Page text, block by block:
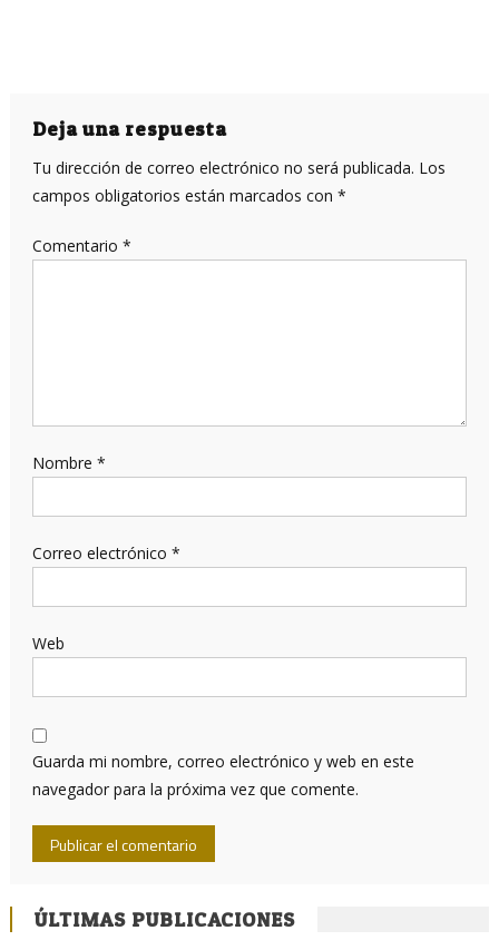
Deja una respuesta
Tu dirección de correo electrónico no será publicada. Los
campos obligatorios están marcados con *
Comentario *
Nombre *
Correo electrónico *
Web
Guarda mi nombre, correo electrónico y web en este
navegador para la próxima vez que comente.
ÚLTIMAS PUBLICACIONES